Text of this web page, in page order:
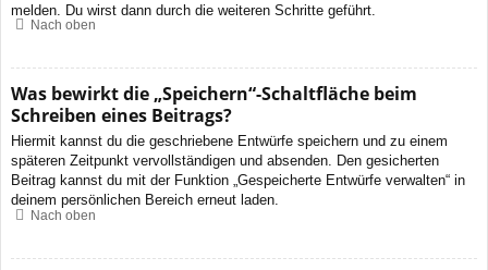
melden. Du wirst dann durch die weiteren Schritte geführt.
Nach oben
Was bewirkt die „Speichern“-Schaltfläche beim
Schreiben eines Beitrags?
Hiermit kannst du die geschriebene Entwürfe speichern und zu einem
späteren Zeitpunkt vervollständigen und absenden. Den gesicherten
Beitrag kannst du mit der Funktion „Gespeicherte Entwürfe verwalten“ in
deinem persönlichen Bereich erneut laden.
Nach oben